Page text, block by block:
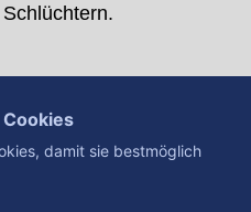
damit sie bestmöglich